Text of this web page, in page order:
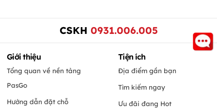
CSKH 0931.006.005
Giới thiệu
Tổng quan về nền tảng
PasGo
Hướng dẫn đặt chỗ
Tiện ích
Địa điểm gần bạn
Tìm kiếm ngay
Ưu đãi đang Hot